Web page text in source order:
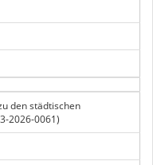
den städtischen
2026-0061)